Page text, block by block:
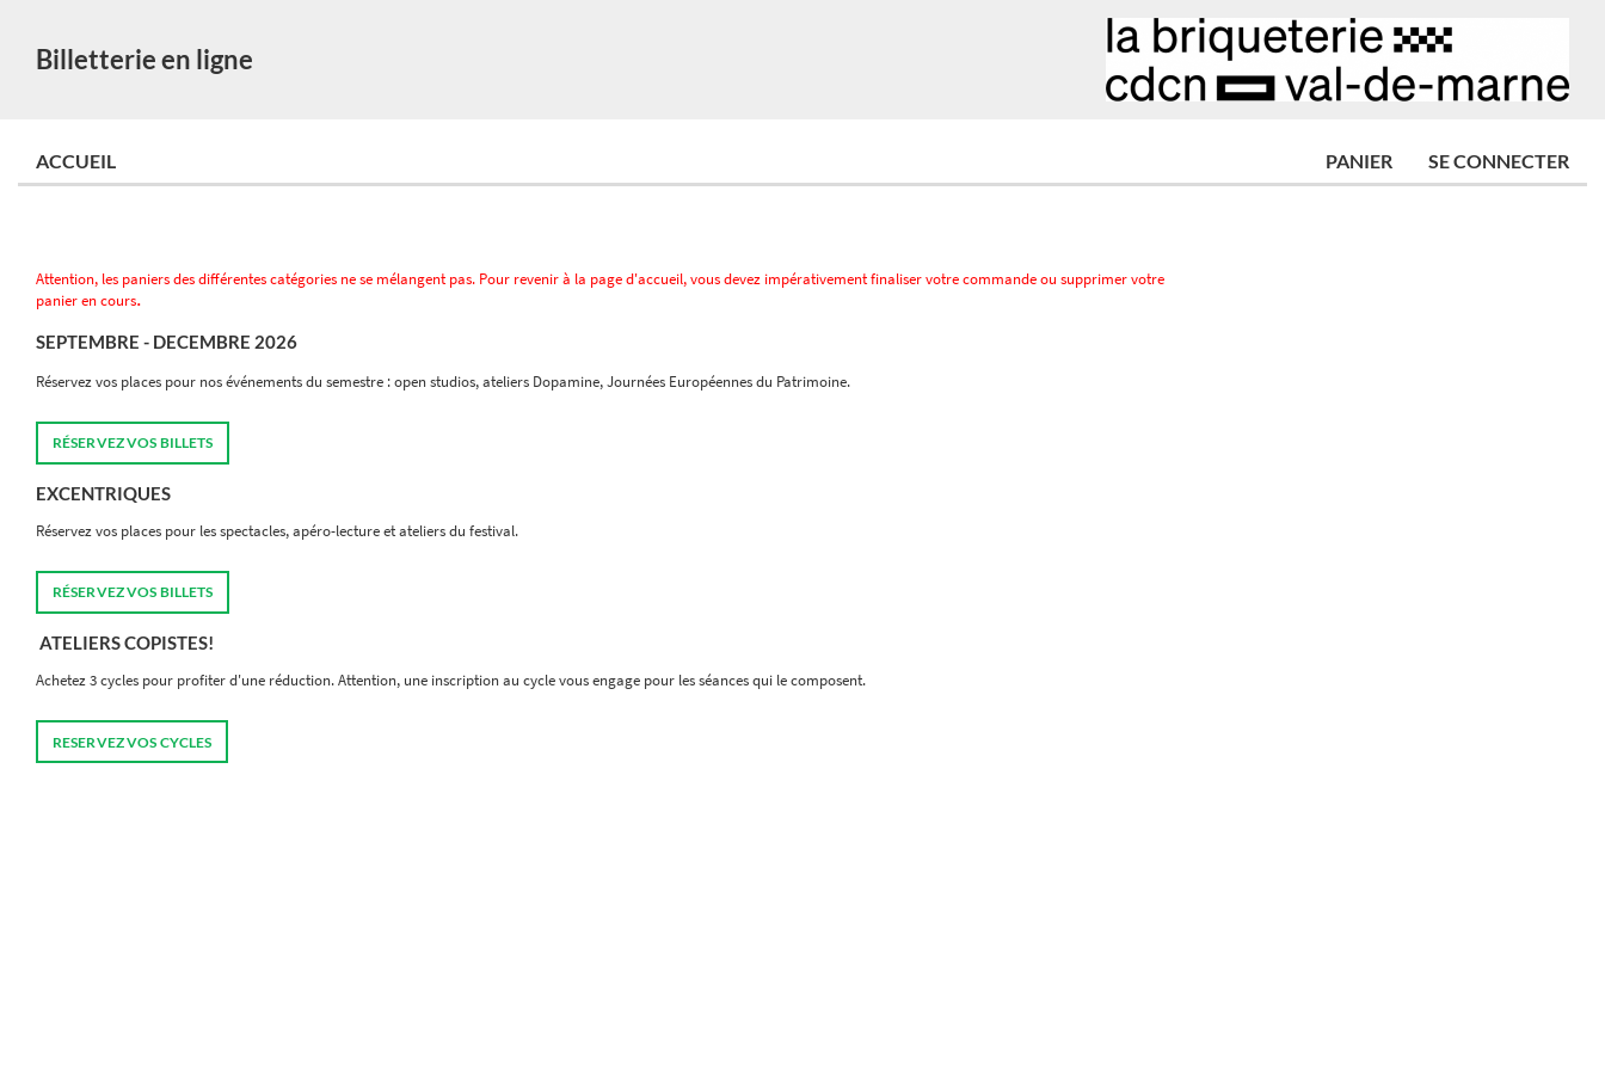
Billetterie en ligne
ACCUEIL PANIER SE CONNECTER
Attention, les paniers des différentes catégories ne se mélangent pas. Pour revenir à la page d'accueil, vous devez impérativement finaliser votre commande ou supprimer votre
panier en cours.
SEPTEMBRE - DECEMBRE 2026
Réservez vos places pour nos événements du semestre : open studios, ateliers Dopamine, Journées Européennes du Patrimoine.
RÉSERVEZ VOS BILLETS
EXCENTRIQUES
Réservez vos places pour les spectacles, apéro-lecture et ateliers du festival.
RÉSERVEZ VOS BILLETS
ATELIERS COPISTES!
Achetez 3 cycles pour profiter d'une réduction. Attention, une inscription au cycle vous engage pour les séances qui le composent.
RESERVEZ VOS CYCLES